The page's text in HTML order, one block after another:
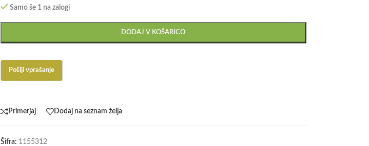
Samo še 1 na zalogi
DODAJ V KOŠARICO
Primerjaj Dodaj na seznam želja
Šifra: 1155312